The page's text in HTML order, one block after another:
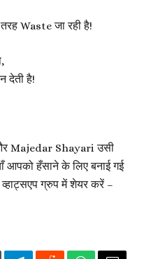
Waste जा रही है!
देती है!
Majedar Shayari उसी
आपको हँसाने के लिए बनाई गई
व्हाट्सएप ग्रुप में शेयर करें –